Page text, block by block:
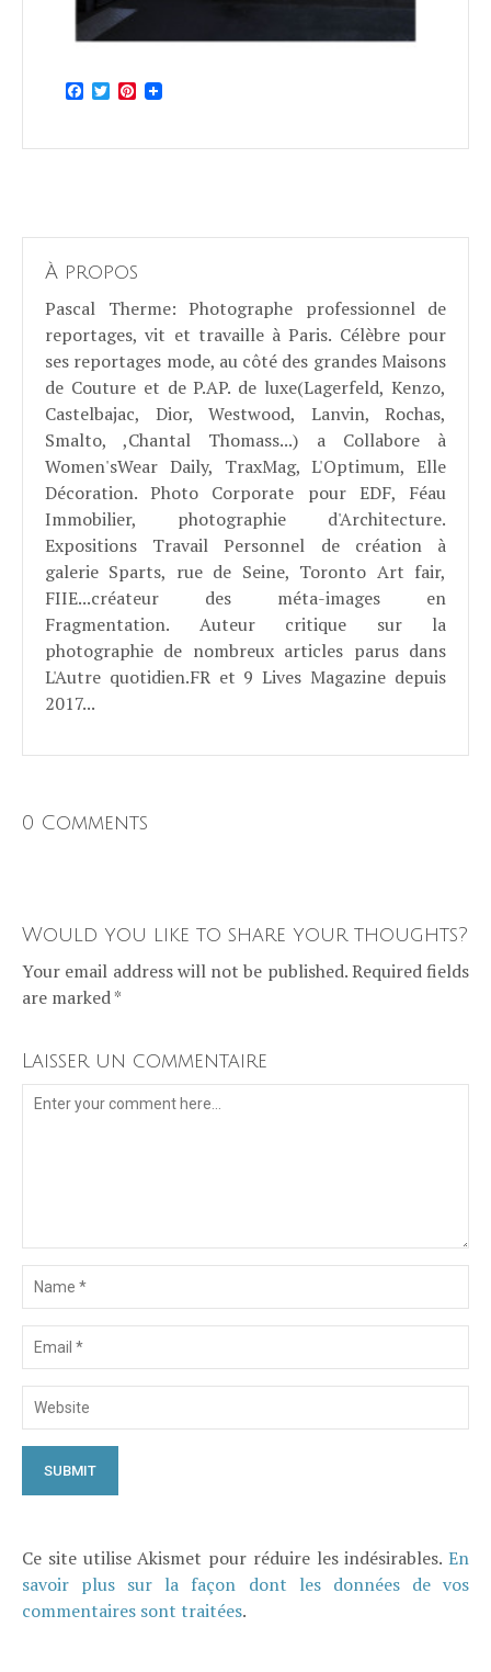
Facebook
TwitterPinterest
À propos
Pascal Therme: Photographe professionnel de
reportages, vit et travaille à Paris. Célèbre pour
ses reportages mode, au côté des grandes Maisons
de Couture et de P.AP. de luxe(Lagerfeld, Kenzo,
Castelbajac, Dior, Westwood, Lanvin, Rochas,
Smalto, ,Chantal Thomass...) a Collabore à
Women'sWear Daily, TraxMag, L'Optimum, Elle
Décoration. Photo Corporate pour EDF, Féau
Immobilier, photographie d'Architecture.
Expositions Travail Personnel de création à
galerie Sparts, rue de Seine, Toronto Art fair,
FIIE...créateur des méta-images en
Fragmentation. Auteur critique sur la
photographie de nombreux articles parus dans
L'Autre quotidien.FR et 9 Lives Magazine depuis
2017...
0 Comments
Would you like to share your thoughts?
Your email address will not be published. Required fields
are marked *
Laisser un commentaire
Ce site utilise Akismet pour réduire les indésirables. En
savoir plus sur la façon dont les données de vos
commentaires sont traitées.